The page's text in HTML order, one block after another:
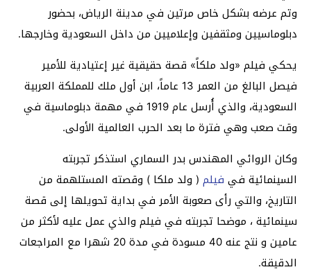
وتم عرضه بشكل خاص مرتين في مدينة الرياض، بحضور
دبلوماسيين ومثقفين وإعلاميين من داخل السعودية وخارجها.
يحكي فيلم «ولد ملكاً» قصة حقيقية غير إعتيادية للأمير
فيصل البالغ من العمر 13 عاماً، ابن أول ملك للمملكة العربية
السعودية، والذي أُرسل عام 1919 في مهمة دبلوماسية في
وقت صعب وهي فترة ما بعد الحرب العالمية الأولى.
وكان الروائي المهندس بدر السماري استذكر تجربته
السينمائية في فيلم ( ولد ملكا ) وقصته المستلهمة من
التاريخ، والتي رأى صعوبة الأمر في بداية تحويلها إلى قصة
سينمائية ، موضحا تجربته في فيلم والذي عمل عليه لأكثر من
عامين و نتج عنه 40 مسودة في مدة 20 شهرا مع المراجعات
الدقيقة.